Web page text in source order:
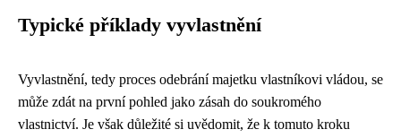
Typické příklady vyvlastnění
Vyvlastnění, tedy proces odebrání majetku vlastníkovi vládou, se
může zdát na první pohled jako zásah do soukromého
vlastnictví. Je však důležité si uvědomit, že k tomuto kroku